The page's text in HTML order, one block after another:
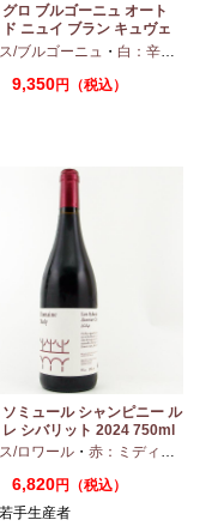
ロ ブルゴーニュ オート
ニュイ ブラン キュヴェ
2024 750ml
/ブルゴーニュ ・ 白：辛口
9,350円（税込）
ソミュール シャンピニー ル
レ シバリット 2024 750ml
/ロワール ・ 赤：ミディアムボディ
6,820円（税込）
手生産者